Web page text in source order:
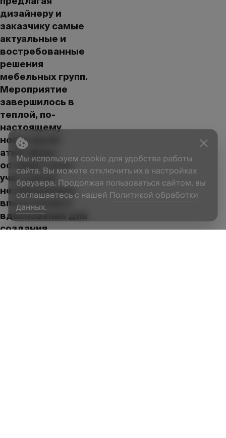
дизайнеру и
заказчику самые
актуальные и
востребованные
решения
мебельных групп.
Мероприятие
завершилось в
теплой, по-
настоящему
новогодней
атмосфере,
оставив у всех
участников
незабываемые
впечатления и
вдохновение для
создания
Мы используем cookie для удобства работы
сайта. Вы можете отключить их в настройках
браузера. Продолжая пользоваться сайтом, вы
соглашаетесь с нашей Политикой обработки
данных.